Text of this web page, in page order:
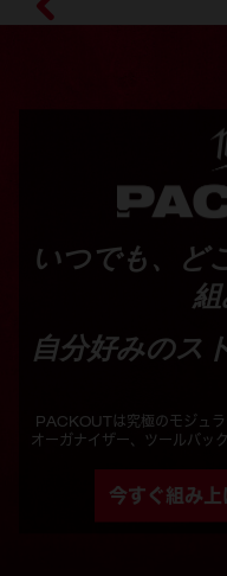
いつでも、ど
自分好みのス
PACKOUTは究極のモジュラ
オーガナイザー、ツールバッ
今すぐ組み上